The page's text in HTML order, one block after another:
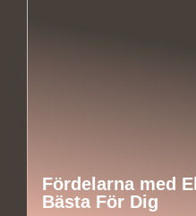
Fördelarna med
Bästa För Dig